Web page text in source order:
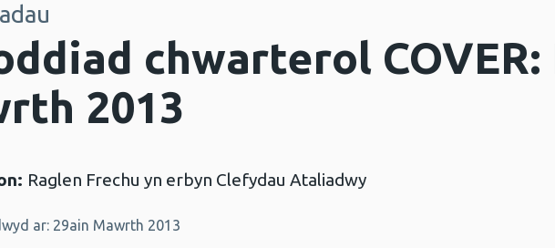
chwarterol COVER:
2013
Raglen Frechu yn erbyn Clefydau Ataliadwy
ar: 29ain Mawrth 2013